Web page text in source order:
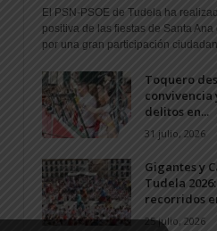
El PSN-PSOE de Tudela ha
positiva de las fiestas de Santa
por una gran participación
Toquero
convivencia
delitos en...
31 julio, 2026
Gigantes y
Tudela
recorridos
25 julio, 2026